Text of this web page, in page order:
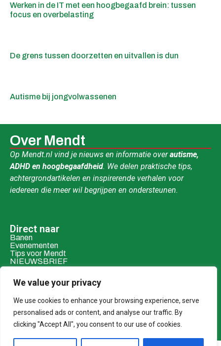
We value your privacy
We use cookies to enhance your browsing experience, serve
personalised ads or content, and analyse our traffic. By
clicking "Accept All", you consent to our use of cookies.
Werken in de IT met een hoogbegaafd brein: tussen
focus en overbelasting
De grens tussen doorzetten en uitvallen is dun
Autisme bij jongvolwassenen
Over Mendt
Op Mendt.nl vind je nieuws en informatie overautisme,
ADHD en hoogbegaafdheid. We delen praktische tips,
achtergrondartikelen en inspirerende verhalen voor
iedereen die meer wil begrijpen en ondersteunen.
Direct naar
Banen
Evenementen
Tips voor Mendt
NIEUWSBRIEF
Contact & social
Over ons
Adverteren
Donaties